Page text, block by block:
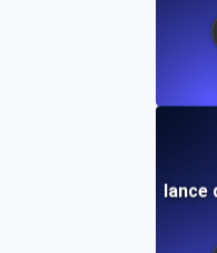
matière de